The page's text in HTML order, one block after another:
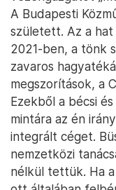
A Budapesti
született. Az a
2021-ben, a tönk
zavaros
megszorítások, a
Ezekből a bécsi
mintára az én
integrált céget.
nemzetközi
nélkül tettük. Ha